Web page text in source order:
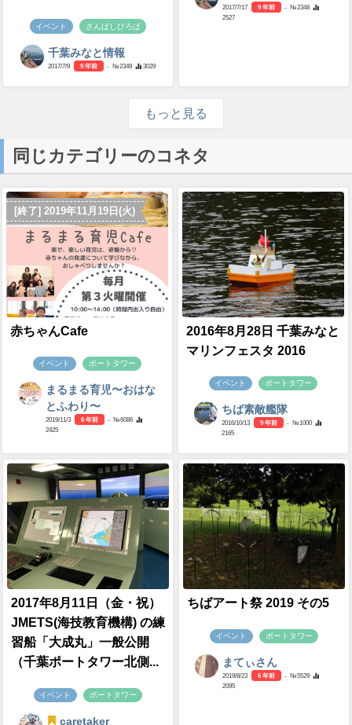
イベント さんばしひろば
千葉みなと情報
2017/7/9 9 年前 - №2349 3029
2017/7/17 9 年前
- №2348
2527
もっと見る
同じカテゴリーのコネタ
[終了] 2019年11月19日(火)
赤ちゃんCafe
イベント ポートタワー
まるまる育児〜おはな
とふわり〜
2019/11/3 6 年前
- №6086
2425
2016年8月28日 千葉みなと
マリンフェスタ 2016
イベント ポートタワー
ちば素敵艦隊
2016/10/13 9 年前
- №1000
2165
2017年8月11日（金・祝）
JMETS(海技教育機構) の練
習船「大成丸」一般公開
（千葉ポートタワー北側...
イベント ポートタワー
caretaker
ちばアート祭 2019 その5
イベント ポートタワー
まてぃさん
2019/8/23 6 年前
- №5529
2095